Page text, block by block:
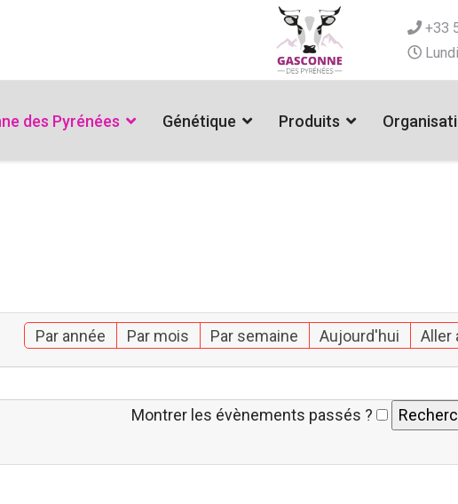
+33
des Pyrénées Génétique Produits
Par année Par mois Par semaine Aujourd'hui Aller
Montrer les évènements passés ?